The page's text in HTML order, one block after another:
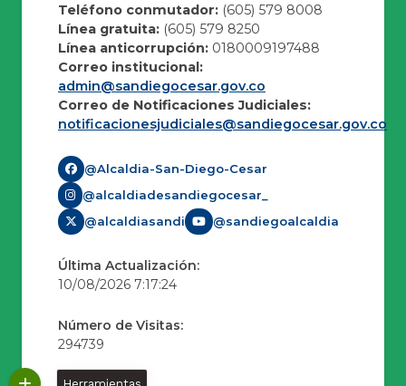
Teléfono conmutador: (605) 579 8008
Línea gratuita: (605) 579 8250
Línea anticorrupción: 0180009197488
Correo institucional:
admin@sandiegocesar.gov.co
Correo de Notificaciones Judiciales:
notificacionesjudiciales@sandiegocesar.gov.co
@Alcaldia-San-Diego-Cesar
@alcaldiadesandiegocesar_
@alcaldiasandi
@sandiegoalcaldia
Última Actualización:
10/08/2026 7:17:24
Número de Visitas:
294739